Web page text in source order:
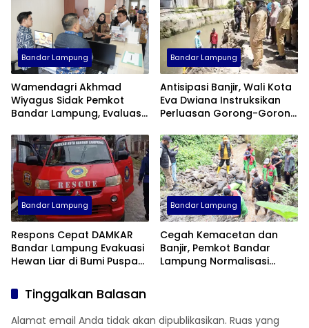
Bandar Lampung
Wamendagri Akhmad
Wiyagus Sidak Pemkot
Bandar Lampung, Evaluasi
Bandar Lampung
Antisipasi Banjir, Wali Kota
Eva Dwiana Instruksikan
Perluasan Gorong-Gorong
Bandar Lampung
Respons Cepat DAMKAR
Bandar Lampung Evakuasi
Hewan Liar di Bumi Puspa
Bandar Lampung
Cegah Kemacetan dan
Banjir, Pemkot Bandar
Lampung Normalisasi
Tinggalkan Balasan
Alamat email Anda tidak akan dipublikasikan. Ruas yang